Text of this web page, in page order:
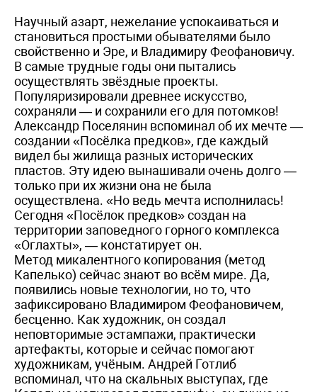
Научный азарт, нежелание успокаиваться и
становиться простыми обывателями было
свойственно и Эре, и Владимиру Феофановичу.
В самые трудные годы они пытались
осуществлять звёздные проекты.
Популяризировали древнее искусство,
сохраняли — и сохранили его для потомков!
Александр Поселянин вспоминал об их мечте —
создании «Посёлка предков», где каждый
видел бы жилища разных исторических
пластов. Эту идею вынашивали очень долго —
только при их жизни она не была
осуществлена. «Но ведь мечта исполнилась!
Сегодня «Посёлок предков» создан на
территории заповедного горного комплекса
«Оглахты», — констатирует он.
Метод микалентного копирования (метод
Капелько) сейчас знают во всём мире. Да,
появились новые технологии, но то, что
зафиксировано Владимиром Феофановичем,
бесценно. Как художник, он создал
неповторимые эстампажи, практически
артефакты, которые и сейчас помогают
художникам, учёным. Андрей Готлиб
вспоминал, что на скальных выступах, где